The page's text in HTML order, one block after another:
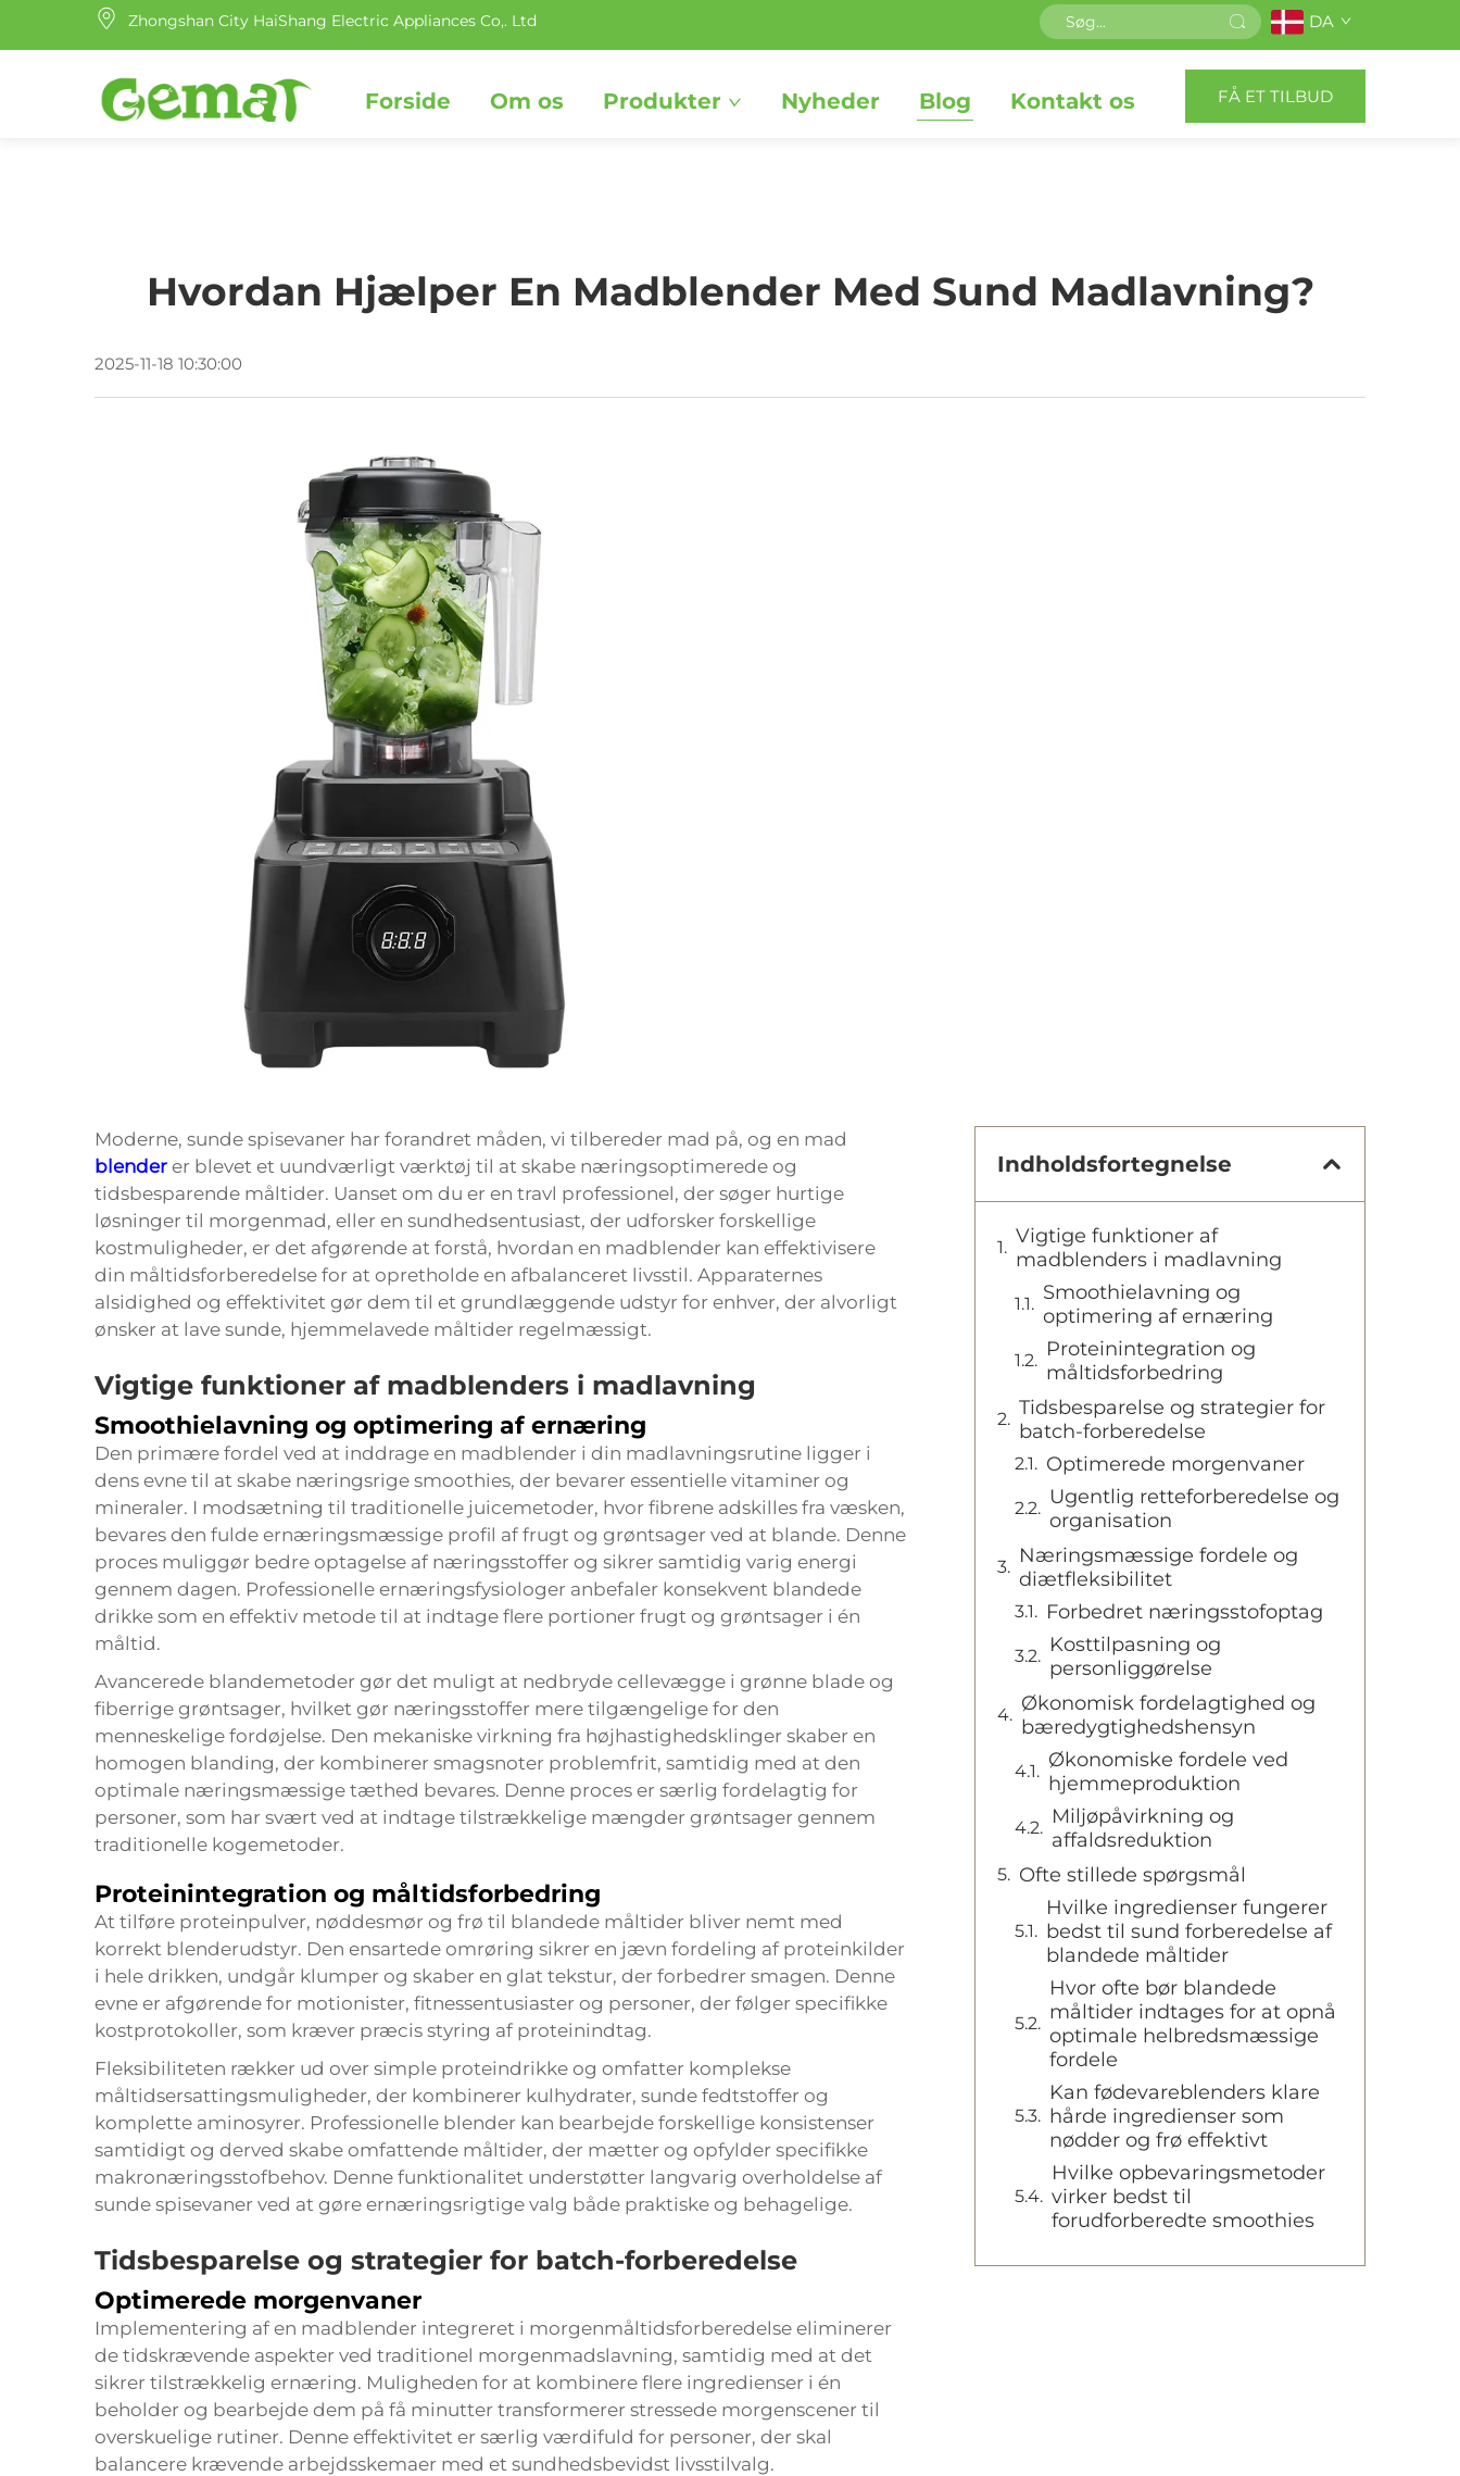
Zhongshan City HaiShang Electric Appliances Co,. Ltd DA
Forside Om os Produkter Nyheder Blog Kontakt os FÅ ET TILBUD
Hvordan Hjælper En Madblender Med Sund Madlavning?
2025-11-18 10:30:00
Moderne, sunde spisevaner har forandret måden, vi tilbereder mad på, og en mad
blender er blevet et uundværligt værktøj til at skabe næringsoptimerede og
tidsbesparende måltider. Uanset om du er en travl professionel, der søger hurtige
løsninger til morgenmad, eller en sundhedsentusiast, der udforsker forskellige
kostmuligheder, er det afgørende at forstå, hvordan en madblender kan effektivisere
din måltidsforberedelse for at opretholde en afbalanceret livsstil. Apparaternes
alsidighed og effektivitet gør dem til et grundlæggende udstyr for enhver, der alvorligt
ønsker at lave sunde, hjemmelavede måltider regelmæssigt.
Vigtige funktioner af madblenders i madlavning
Smoothielavning og optimering af ernæring
Den primære fordel ved at inddrage en madblender i din madlavningsrutine ligger i
dens evne til at skabe næringsrige smoothies, der bevarer essentielle vitaminer og
mineraler. I modsætning til traditionelle juicemetoder, hvor fibrene adskilles fra væsken,
bevares den fulde ernæringsmæssige profil af frugt og grøntsager ved at blande. Denne
proces muliggør bedre optagelse af næringsstoffer og sikrer samtidig varig energi
gennem dagen. Professionelle ernæringsfysiologer anbefaler konsekvent blandede
drikke som en effektiv metode til at indtage flere portioner frugt og grøntsager i én
måltid.
Avancerede blandemetoder gør det muligt at nedbryde cellevægge i grønne blade og
fiberrige grøntsager, hvilket gør næringsstoffer mere tilgængelige for den
menneskelige fordøjelse. Den mekaniske virkning fra højhastighedsklinger skaber en
homogen blanding, der kombinerer smagsnoter problemfrit, samtidig med at den
optimale næringsmæssige tæthed bevares. Denne proces er særlig fordelagtig for
personer, som har svært ved at indtage tilstrækkelige mængder grøntsager gennem
traditionelle kogemetoder.
Proteinintegration og måltidsforbedring
At tilføre proteinpulver, nøddesmør og frø til blandede måltider bliver nemt med
korrekt blenderudstyr. Den ensartede omrøring sikrer en jævn fordeling af proteinkilder
i hele drikken, undgår klumper og skaber en glat tekstur, der forbedrer smagen. Denne
evne er afgørende for motionister, fitnessentusiaster og personer, der følger specifikke
kostprotokoller, som kræver præcis styring af proteinindtag.
Fleksibiliteten rækker ud over simple proteindrikke og omfatter komplekse
måltidsersattingsmuligheder, der kombinerer kulhydrater, sunde fedtstoffer og
komplette aminosyrer. Professionelle blender kan bearbejde forskellige konsistenser
samtidigt og derved skabe omfattende måltider, der mætter og opfylder specifikke
makronæringsstofbehov. Denne funktionalitet understøtter langvarig overholdelse af
sunde spisevaner ved at gøre ernæringsrigtige valg både praktiske og behagelige.
Tidsbesparelse og strategier for batch-forberedelse
Optimerede morgenvaner
Implementering af en madblender integreret i morgenmåltidsforberedelse eliminerer
de tidskrævende aspekter ved traditionel morgenmadslavning, samtidig med at det
sikrer tilstrækkelig ernæring. Muligheden for at kombinere flere ingredienser i én
beholder og bearbejde dem på få minutter transformerer stressede morgenscener til
overskuelige rutiner. Denne effektivitet er særlig værdifuld for personer, der skal
balancere krævende arbejdsskemaer med et sundhedsbevidst livsstilvalg.
Indholdsfortegnelse
Vigtige funktioner af
madblenders i madlavning
Smoothielavning og
optimering af ernæring
Proteinintegration og
måltidsforbedring
Tidsbesparelse og strategier for
batch-forberedelse
Optimerede morgenvaner
Ugentlig retteforberedelse og
organisation
Næringsmæssige fordele og
diætfleksibilitet
Forbedret næringsstofoptag
Kosttilpasning og
personliggørelse
Økonomisk fordelagtighed og
bæredygtighedshensyn
Økonomiske fordele ved
hjemmeproduktion
Miljøpåvirkning og
affaldsreduktion
Ofte stillede spørgsmål
Hvilke ingredienser fungerer
bedst til sund forberedelse af
blandede måltider
Hvor ofte bør blandede
måltider indtages for at opnå
optimale helbredsmæssige
fordele
Kan fødevareblenders klare
hårde ingredienser som
nødder og frø effektivt
Hvilke opbevaringsmetoder
virker bedst til
forudforberedte smoothies